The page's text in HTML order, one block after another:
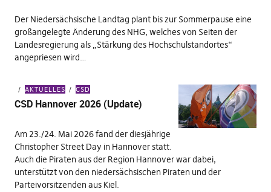
Der Niedersächsische Landtag plant bis zur Sommerpause eine
großangelegte Änderung des NHG, welches von Seiten der
Landesregierung als „Stärkung des Hochschulstandortes“
angepriesen wird…
AKTUELLES CSD
CSD Hannover 2026 (Update)
Am 23./24. Mai 2026 fand der diesjährige
Christopher Street Day in Hannover statt.
Auch die Piraten aus der Region Hannover war dabei,
unterstützt von den niedersächsischen Piraten und der
Parteivorsitzenden aus Kiel.